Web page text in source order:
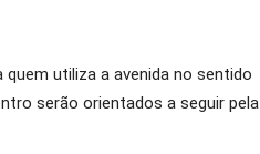
utiliza a avenida no sentido
serão orientados a seguir pela